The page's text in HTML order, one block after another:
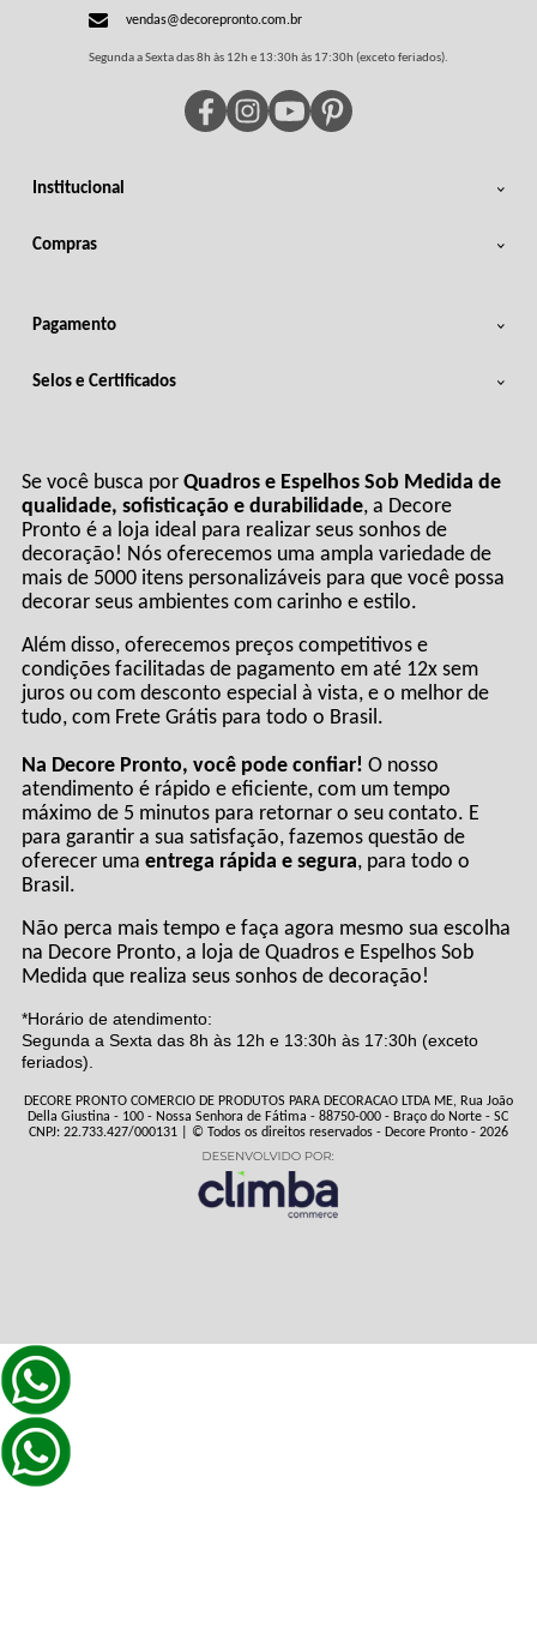
Institucional
Compras
vendas@decorepronto.com.br
Segunda a Sexta das 8h às 12h e 13:30h às 17:30h (exceto feriados).
Pagamento
Selos e Certificados
Se você busca por Quadros e Espelhos Sob Medida de
qualidade, sofisticação e durabilidade, a Decore
Pronto é a loja ideal para realizar seus sonhos de
decoração! Nós oferecemos uma ampla variedade de
mais de 5000 itens personalizáveis para que você possa
decorar seus ambientes com carinho e estilo.
Além disso, oferecemos preços competitivos e
condições facilitadas de pagamento em até 12x sem
juros ou com desconto especial à vista, e o melhor de
tudo, com Frete Grátis para todo o Brasil.
Na Decore Pronto, você pode confiar! O nosso
atendimento é rápido e eficiente, com um tempo
máximo de 5 minutos para retornar o seu contato. E
para garantir a sua satisfação, fazemos questão de
oferecer uma entrega rápida e segura, para todo o
Brasil.
Não perca mais tempo e faça agora mesmo sua escolha
na Decore Pronto, a loja de Quadros e Espelhos Sob
Medida que realiza seus sonhos de decoração!
*Horário de atendimento:
Segunda a Sexta das 8h às 12h e 13:30h às 17:30h (exceto
feriados).
DECORE PRONTO COMERCIO DE PRODUTOS PARA DECORACAO LTDA ME, Rua João
Della Giustina - 100 - Nossa Senhora de Fátima - 88750-000 - Braço do Norte - SC
CNPJ: 22.733.427/000131 | © Todos os direitos reservados - Decore Pronto - 2026